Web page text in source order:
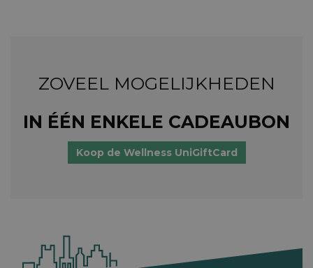
ZOVEEL MOGELIJKHEDEN
IN ÉÉN ENKELE CADEAUBON
Koop de Wellness UniGiftCard